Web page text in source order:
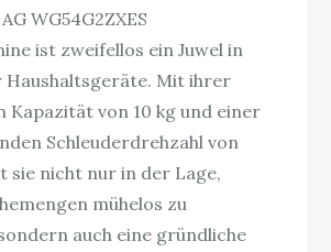
WG54G2ZXES
ist zweifellos ein Juwel in
Haushaltsgeräte. Mit ihrer
Kapazität von 10 kg und einer
Schleuderdrehzahl von
sie nicht nur in der Lage,
mühelos zu
auch eine gründliche